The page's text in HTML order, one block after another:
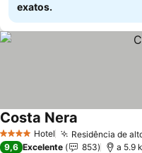
exatos.
4 EstrelasHotel Residência de
Costa Nera
9,6 Excelente 853 a 5.9